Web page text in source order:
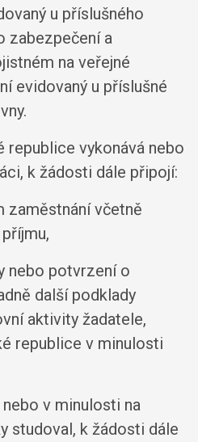
u příslušného
zabezpečení a
na veřejné
evidovaný u příslušné
republice vykonává nebo
k žádosti dále připojí:
zaměstnání včetně
nebo potvrzení o
další podklady
aktivity žadatele,
republice v minulosti
v minulosti na
studoval, k žádosti dále